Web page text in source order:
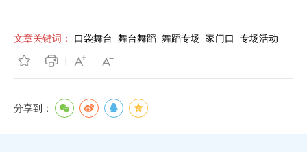
文章关键词： 口袋舞台 舞台舞蹈 舞蹈专场 家门口 专场活动
分享到：